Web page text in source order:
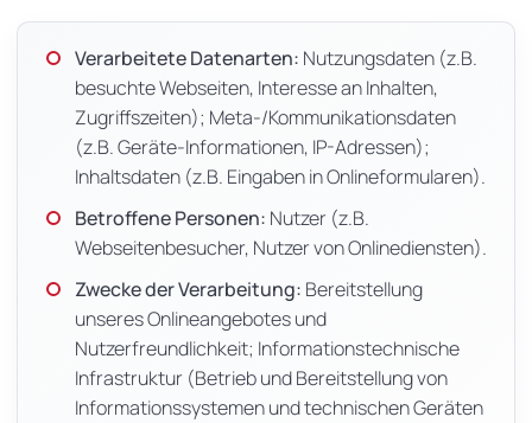
Verarbeitete Datenarten: Nutzungsdaten (z.B.
besuchte Webseiten, Interesse an Inhalten,
Zugriffszeiten); Meta-/Kommunikationsdaten
(z.B. Geräte-Informationen, IP-Adressen);
Inhaltsdaten (z.B. Eingaben in Onlineformularen).
Betroffene Personen: Nutzer (z.B.
Webseitenbesucher, Nutzer von Onlinediensten).
Zwecke der Verarbeitung: Bereitstellung
unseres Onlineangebotes und
Nutzerfreundlichkeit; Informationstechnische
Infrastruktur (Betrieb und Bereitstellung von
Informationssystemen und technischen Geräten